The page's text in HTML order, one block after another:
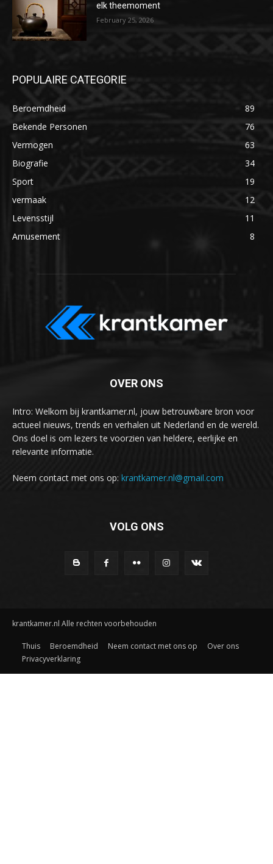
elk theemoment
February 25, 2026
POPULAIRE CATEGORIE
Beroemdheid
89
Bekende Personen
76
Vermogen
63
Biografie
34
Sport
19
vermaak
12
Levensstijl
11
Amusement
8
OVER ONS
Intro: Welkom bij krantkamer.nl, jouw betrouwbare bron voor
actueel nieuws, trends en verhalen uit Nederland en de wereld.
Ons doel is om lezers te voorzien van heldere, eerlijke en
relevante informatie.
Neem contact met ons op: krantkamer.nl@gmail.com
VOLG ONS
krantkamer.nl Alle rechten voorbehouden
Thuis Beroemdheid Neem contact met ons op
Over ons
Privacyverklaring